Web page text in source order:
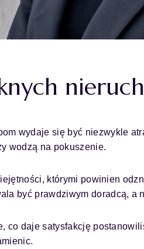
wydaje się być niezwykle
wodzą na pokuszenie.
którymi powinien
być prawdziwym doradcą, a
co daje satysfakcję